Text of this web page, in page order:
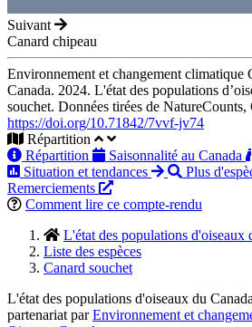
Suivant
Canard chipeau
Environnement et changement climatique
Canada. 2024. L'état des populations
souchet. Données tirées de NatureCounts,
https://doi.org/10.71842/7vvf-jv74
Répartition
Répartition
Saisonnalité au Canada
Situation et tendances
Plus
Remerciements
Comment lire ce compte-rendu
L'état des populations d'oiseaux
Liste des espèces
Canard souchet
L'état des populations d'oiseaux du
partenariat parEnvironnement et